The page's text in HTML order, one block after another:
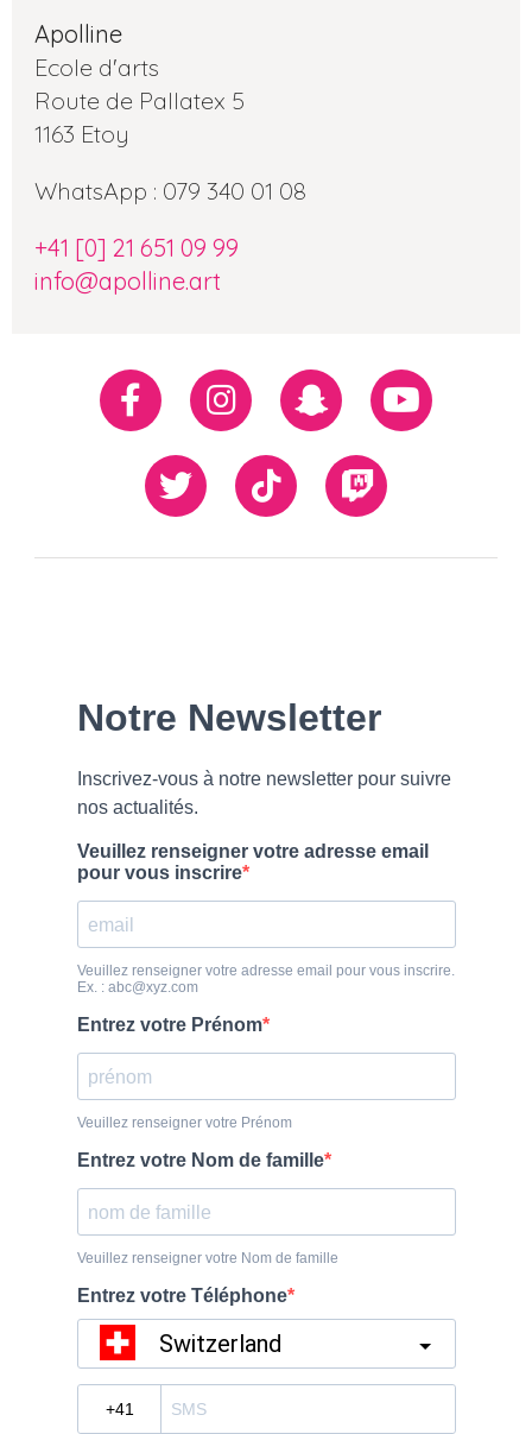
Apolline
Ecole d'arts
Route de Pallatex 5
1163 Etoy
WhatsApp : 079 340 01 08
+41 [0] 21 651 09 99
info@apolline.art
Réseaux
sociaux
FacebookInstagramSnapchatYoutube
Twiiter TikTok Twitch